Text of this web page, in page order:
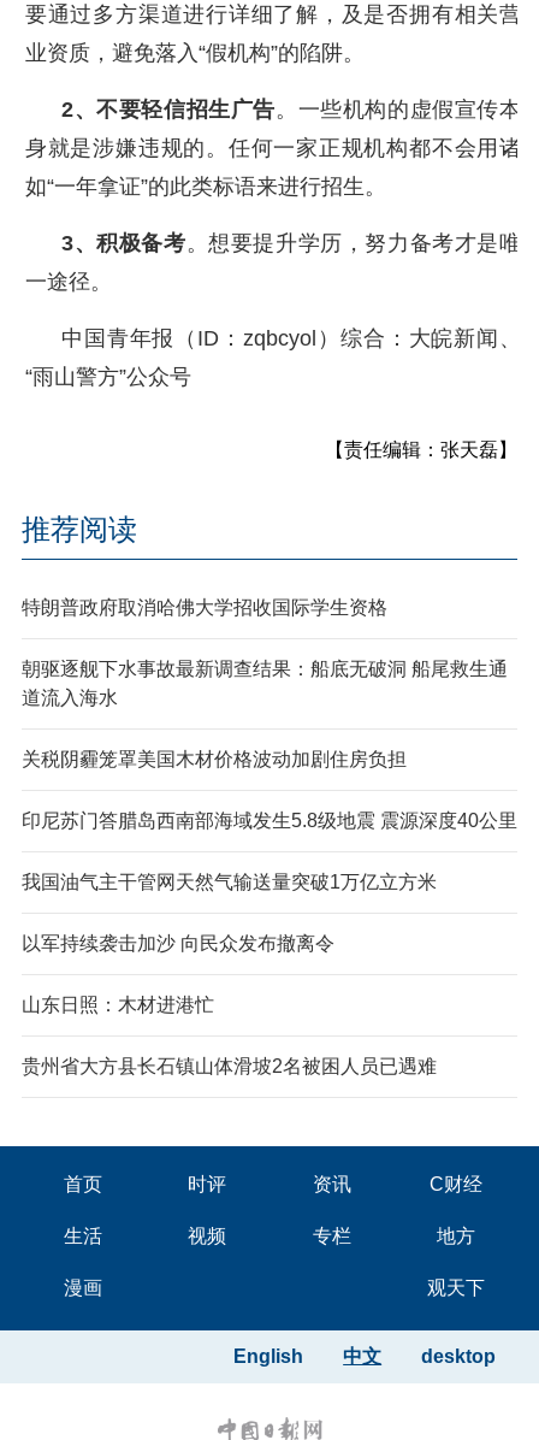
要通过多方渠道进行详细了解，及是否拥有相关营
业资质，避免落入“假机构”的陷阱。
2、不要轻信招生广告。一些机构的虚假宣传本
身就是涉嫌违规的。任何一家正规机构都不会用诸
如“一年拿证”的此类标语来进行招生。
3、积极备考。想要提升学历，努力备考才是唯
一途径。
中国青年报（ID：zqbcyol）综合：大皖新闻、
“雨山警方”公众号
【责任编辑：张天磊】
推荐阅读
特朗普政府取消哈佛大学招收国际学生资格
朝驱逐舰下水事故最新调查结果：船底无破洞 船尾救生通
道流入海水
关税阴霾笼罩美国木材价格波动加剧住房负担
印尼苏门答腊岛西南部海域发生5.8级地震 震源深度40公里
我国油气主干管网天然气输送量突破1万亿立方米
以军持续袭击加沙 向民众发布撤离令
山东日照：木材进港忙
贵州省大方县长石镇山体滑坡2名被困人员已遇难
首页 时评 资讯 C财经
生活 视频 专栏 地方
漫画 观天下
desktop
中文
English